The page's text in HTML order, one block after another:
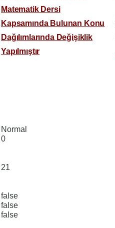
Matematik Dersi
Kapsamında Bulunan Konu
Dağılımlarında Değişiklik
Yapılmıştır
Normal
0
21
false
false
false